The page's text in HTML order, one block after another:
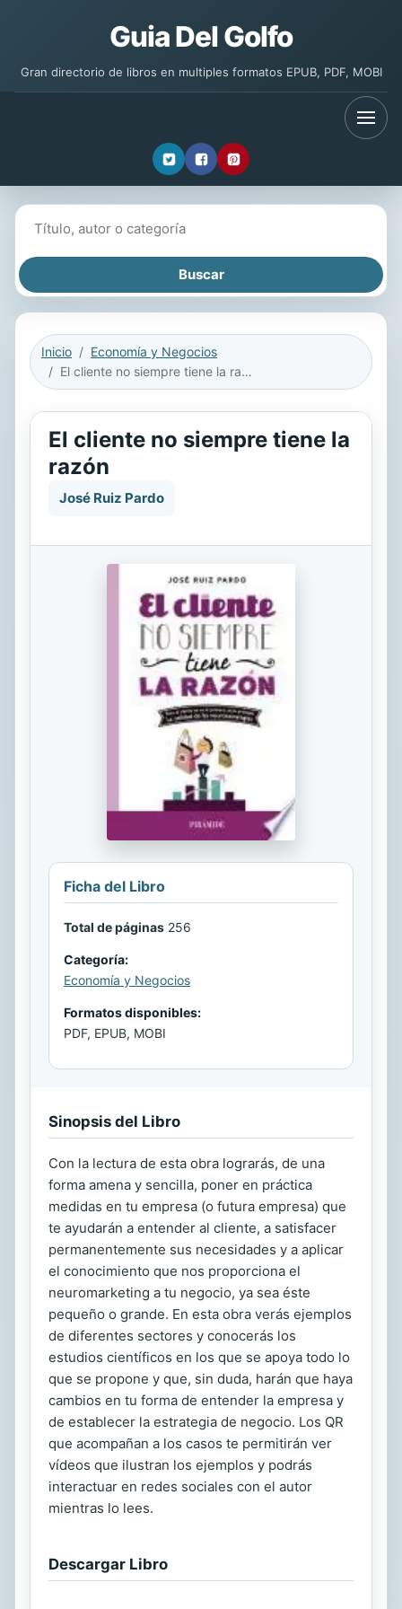
Guia Del Golfo
Gran directorio de libros en multiples formatos EPUB, PDF, MOBI
Inicio
Economía y Negocios
El cliente no siempre tiene la razón
El cliente no siempre tiene la
razón
José Ruiz Pardo
Ficha del Libro
Total de páginas 256
Categoría:
Economía y Negocios
Formatos disponibles:
PDF, EPUB, MOBI
Sinopsis del Libro
Con la lectura de esta obra lograrás, de una
forma amena y sencilla, poner en práctica
medidas en tu empresa (o futura empresa) que
te ayudarán a entender al cliente, a satisfacer
permanentemente sus necesidades y a aplicar
el conocimiento que nos proporciona el
neuromarketing a tu negocio, ya sea éste
pequeño o grande. En esta obra verás ejemplos
de diferentes sectores y conocerás los
estudios científicos en los que se apoya todo lo
que se propone y que, sin duda, harán que haya
cambios en tu forma de entender la empresa y
de establecer la estrategia de negocio. Los QR
que acompañan a los casos te permitirán ver
vídeos que ilustran los ejemplos y podrás
interactuar en redes sociales con el autor
mientras lo lees.
Descargar Libro